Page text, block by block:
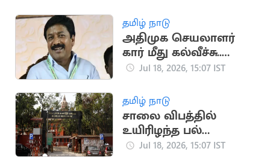
தமிழ் நாடு
அதிமுக செயலாளர்
கார் மீது கல்வீச்சு..
சி.வி.சண்முகம் மீது
Jul 18, 2026, 15:07 IST
தமிழ் நாடு
சாலை விபத்தில்
உயிரிழந்த பல்
மருத்துவரின்
Jul 18, 2026, 15:07 IST